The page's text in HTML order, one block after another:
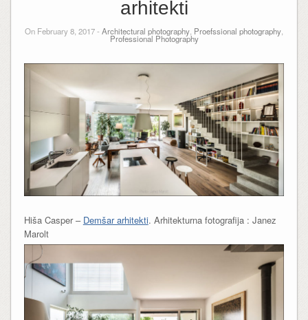
arhitekti
On February 8, 2017 - Architectural photography, Proefssional photography,
Professional Photography
Hiša Casper – Demšar arhitekti. Arhitekturna fotografija : Janez
Marolt